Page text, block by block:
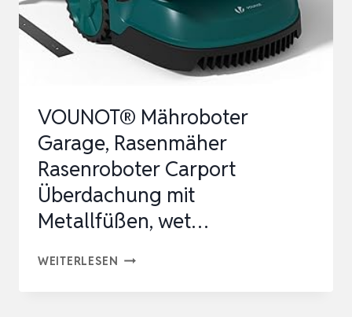
AUTOMOWER,
MÄHROBOTER
GARAGEN
VOUNOT® Mähroboter
Garage, Rasenmäher
Rasenroboter Carport
Überdachung mit
Metallfüßen, wet…
WEITERLESEN VOUNOT®